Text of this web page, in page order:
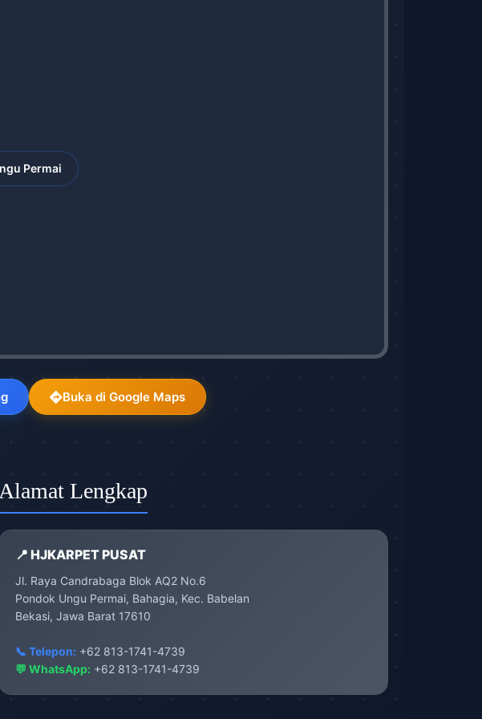
Permai
Buka di Google Maps
Alamat Lengkap
📍 HJKARPET PUSAT
Jl. Raya Candrabaga Blok AQ2 No.6
Pondok Ungu Permai, Bahagia, Kec. Babelan
Bekasi, Jawa Barat 17610
📞 Telepon:+62 813-1741-4739
💬 WhatsApp: +62 813-1741-4739